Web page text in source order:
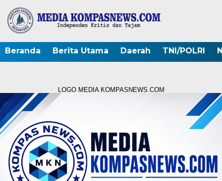
Beranda Berita Utama Daerah TNI/POLRI
LOGO MEDIA KOMPASNEWS.COM